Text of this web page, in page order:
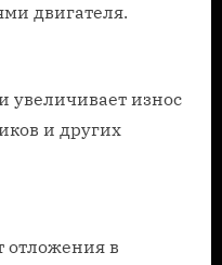
двигателя.
увеличивает износ
и других
отложения в